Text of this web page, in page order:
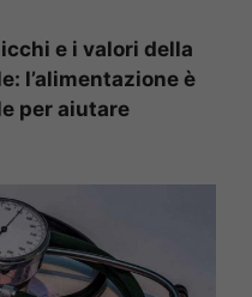
e i valori della
l’alimentazione è
per aiutare